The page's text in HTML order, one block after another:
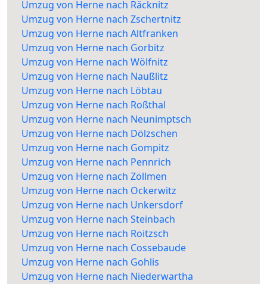
Umzug von Herne nach Räcknitz
Umzug von Herne nach Zschertnitz
Umzug von Herne nach Altfranken
Umzug von Herne nach Gorbitz
Umzug von Herne nach Wölfnitz
Umzug von Herne nach Naußlitz
Umzug von Herne nach Löbtau
Umzug von Herne nach Roßthal
Umzug von Herne nach Neunimptsch
Umzug von Herne nach Dölzschen
Umzug von Herne nach Gompitz
Umzug von Herne nach Pennrich
Umzug von Herne nach Zöllmen
Umzug von Herne nach Ockerwitz
Umzug von Herne nach Unkersdorf
Umzug von Herne nach Steinbach
Umzug von Herne nach Roitzsch
Umzug von Herne nach Cossebaude
Umzug von Herne nach Gohlis
Umzug von Herne nach Niederwartha